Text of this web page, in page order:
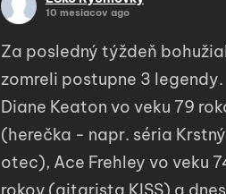
10 mesiacov ago
Za posledný týždeň
zomreli postupne 3 legendy.
Diane Keaton vo veku 79
(herečka - napr. séria Krstný
otec), Ace Frehley vo veku
rokov (gitarista KISS) a